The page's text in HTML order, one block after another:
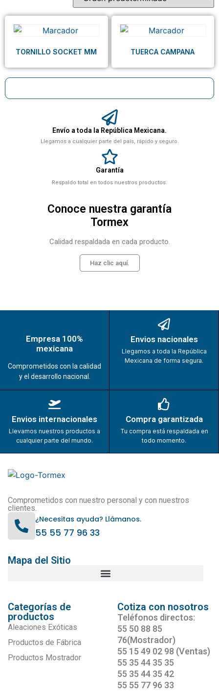
Envío a toda la República Mexicana.
Llegamos a cualquier parte del país, rápido y seguro.
Garantía
Respaldo total en todos nuestros productos.
Conoce nuestra garantía
Tormex
Calidad respaldada en cada producto.
Haz clic aquí.
TORNILLO SOCKET MM TUERCA CAMPANA
Empresa 100%
mexicana
Comprometidos con la calidad
y el desarrollo nacional.
Envios nacionales
Llegamos a toda la República
Mexicana de forma segura.
Envios internacionales
Llevamos nuestros productos a
cualquier parte del mundo.
Compra garantizada
Tu compra está respaldada en
todo momento.
Comprometidos con nuestro personal y con nuestros
clientes.
¿Necesitas ayuda? Llámanos.
55 55 77 96 33
Mapa del Sitio
Categorías de
productos
Aleaciones Exóticas
Productos de Fábrica
Productos Mostrador
Cotiza con nosotros
Teléfonos directos:
55 50 88 85
76(Mostrador)
55 15 49 02 98 (Ventas)
55 35 44 35 35
55 35 44 35 42
55 55 77 96 33